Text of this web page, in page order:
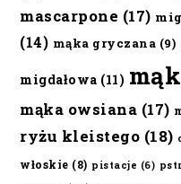
mascarpone (17)
(14) mąka gryczana (9)
migdałowa (11)
mąka owsiana (17)
ryżu kleistego (18)
włoskie (8) pistacje (6)